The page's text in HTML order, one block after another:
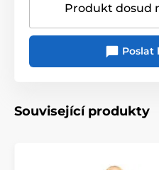
Produkt dosud
Poslat
Související produkty